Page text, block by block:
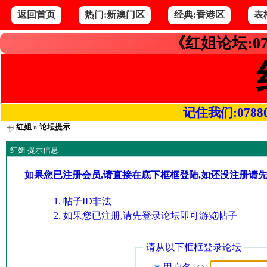
返回首页 热门:新澳门区 经典:香港区 表
《红姐论坛
记住我们
红姐» 论坛提示
红姐 提示信息
如果您已注册会员,请直接在底下框框登陆,如还没注册请
帖子ID非法
如果您已注册,请先登录论坛即可游览帖子
请从以下框框登录论坛